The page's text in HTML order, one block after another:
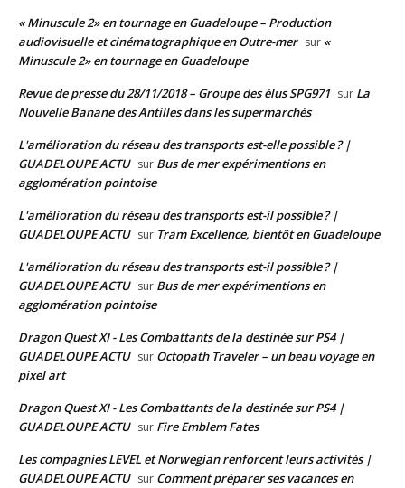
« Minuscule 2» en tournage en Guadeloupe – Production
audiovisuelle et cinématographique en Outre-mer sur «
Minuscule 2» en tournage en Guadeloupe
Revue de presse du 28/11/2018 – Groupe des élus SPG971 sur La
Nouvelle Banane des Antilles dans les supermarchés
L'amélioration du réseau des transports est-elle possible ? |
GUADELOUPE ACTU sur Bus de mer expérimentions en
agglomération pointoise
L'amélioration du réseau des transports est-il possible ? |
GUADELOUPE ACTU sur Tram Excellence, bientôt en Guadeloupe
L'amélioration du réseau des transports est-il possible ? |
GUADELOUPE ACTU sur Bus de mer expérimentions en
agglomération pointoise
Dragon Quest XI - Les Combattants de la destinée sur PS4 |
GUADELOUPE ACTU sur Octopath Traveler – un beau voyage en
pixel art
Dragon Quest XI - Les Combattants de la destinée sur PS4 |
GUADELOUPE ACTU sur Fire Emblem Fates
Les compagnies LEVEL et Norwegian renforcent leurs activités |
GUADELOUPE ACTU sur Comment préparer ses vacances en